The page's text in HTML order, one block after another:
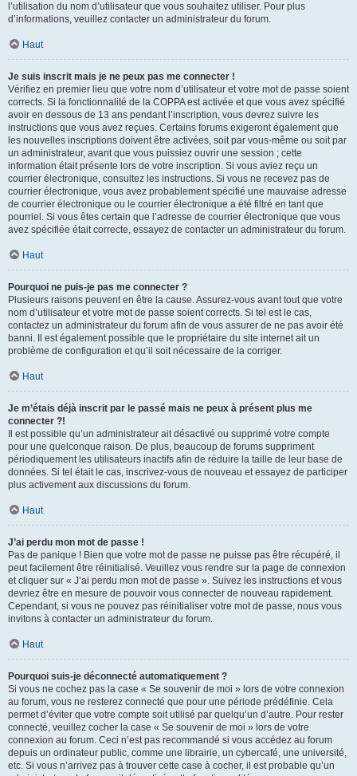
l’utilisation du nom d’utilisateur que vous souhaitez utiliser. Pour plus
d’informations, veuillez contacter un administrateur du forum.
Haut
Je suis inscrit mais je ne peux pas me connecter !
Vérifiez en premier lieu que votre nom d’utilisateur et votre mot de passe soient
corrects. Si la fonctionnalité de la COPPA est activée et que vous avez spécifié
avoir en dessous de 13 ans pendant l’inscription, vous devrez suivre les
instructions que vous avez reçues. Certains forums exigeront également que
les nouvelles inscriptions doivent être activées, soit par vous-même ou soit par
un administrateur, avant que vous puissiez ouvrir une session ; cette
information était présente lors de votre inscription. Si vous aviez reçu un
courrier électronique, consultez les instructions. Si vous ne recevez pas de
courrier électronique, vous avez probablement spécifié une mauvaise adresse
de courrier électronique ou le courrier électronique a été filtré en tant que
pourriel. Si vous êtes certain que l’adresse de courrier électronique que vous
avez spécifiée était correcte, essayez de contacter un administrateur du forum.
Haut
Pourquoi ne puis-je pas me connecter ?
Plusieurs raisons peuvent en être la cause. Assurez-vous avant tout que votre
nom d’utilisateur et votre mot de passe soient corrects. Si tel est le cas,
contactez un administrateur du forum afin de vous assurer de ne pas avoir été
banni. Il est également possible que le propriétaire du site internet ait un
problème de configuration et qu’il soit nécessaire de la corriger.
Haut
Je m’étais déjà inscrit par le passé mais ne peux à présent plus me
connecter ?!
Il est possible qu’un administrateur ait désactivé ou supprimé votre compte
pour une quelconque raison. De plus, beaucoup de forums suppriment
périodiquement les utilisateurs inactifs afin de réduire la taille de leur base de
données. Si tel était le cas, inscrivez-vous de nouveau et essayez de participer
plus activement aux discussions du forum.
Haut
J’ai perdu mon mot de passe !
Pas de panique ! Bien que votre mot de passe ne puisse pas être récupéré, il
peut facilement être réinitialisé. Veuillez vous rendre sur la page de connexion
et cliquer sur « J’ai perdu mon mot de passe ». Suivez les instructions et vous
devriez être en mesure de pouvoir vous connecter de nouveau rapidement.
Cependant, si vous ne pouvez pas réinitialiser votre mot de passe, nous vous
invitons à contacter un administrateur du forum.
Haut
Pourquoi suis-je déconnecté automatiquement ?
Si vous ne cochez pas la case « Se souvenir de moi » lors de votre connexion
au forum, vous ne resterez connecté que pour une période prédéfinie. Cela
permet d’éviter que votre compte soit utilisé par quelqu’un d’autre. Pour rester
connecté, veuillez cocher la case « Se souvenir de moi » lors de votre
connexion au forum. Ceci n’est pas recommandé si vous accédez au forum
depuis un ordinateur public, comme une librairie, un cybercafé, une université,
etc. Si vous n’arrivez pas à trouver cette case à cocher, il est probable qu’un